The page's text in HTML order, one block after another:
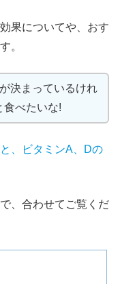
果についてや、おす
。
決まっているけれ
食べたいな!
、ビタミンA、Dの
、合わせてご覧くだ